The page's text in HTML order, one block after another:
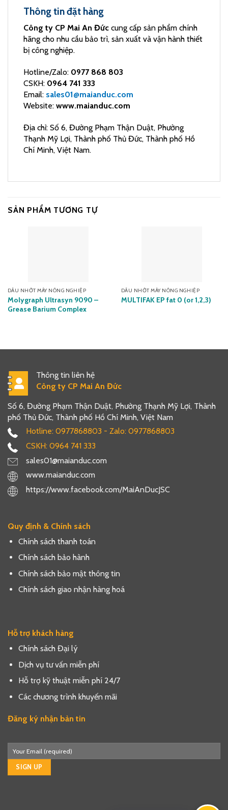
Thông tin đặt hàng
Công ty CP Mai An Đức cung cấp sản phẩm chính
hãng cho nhu cầu bảo trì, sản xuất và vận hành thiết
bị công nghiệp.
Hotline/Zalo: 0977 868 803
CSKH: 0964 741 333
Email: sales01@maianduc.com
Website: www.maianduc.com
Địa chỉ: Số 6, Đường Phạm Thận Duật, Phường
Thạnh Mỹ Lợi, Thành phố Thủ Đức, Thành phố Hồ
Chí Minh, Việt Nam.
SẢN PHẨM TƯƠNG TỰ
DẦU NHỚT MÁY NÔNG NGHIỆP
Molygraph Ultrasyn 9090 –
Grease Barium Complex
DẦU NHỚT MÁY NÔNG NGHIỆP
MULTIFAK EP fat 0 (or 1,2,3)
Thông tin liên hệ
Công ty CP Mai An Đức
Số 6, Đường Phạm Thận Duật, Phường Thạnh Mỹ Lợi, Thành
phố Thủ Đức, Thành phố Hồ Chí Minh, Việt Nam
Hotline: 0977868803 - Zalo: 0977868803
CSKH: 0964 741 333
sales01@maianduc.com
www.maianduc.com
https://www.facebook.com/MaiAnDucJSC
Quy định & Chính sách
Chính sách thanh toán
Chính sách bảo hành
Chính sách bảo mật thông tin
Chính sách giao nhận hàng hoá
Hỗ trợ khách hàng
Chính sách Đại lý
Dịch vụ tư vấn miễn phí
Hỗ trợ kỹ thuật miễn phí 24/7
Các chương trình khuyến mãi
Đăng ký nhận bản tin